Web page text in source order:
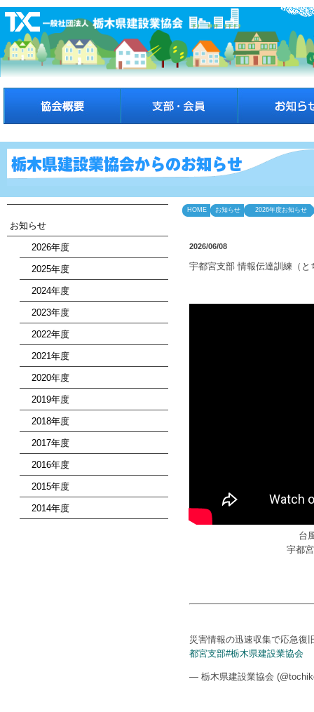
お知らせ
2026年度
2025年度
2024年度
2023年度
2022年度
2021年度
2020年度
2019年度
2018年度
2017年度
2016年度
2015年度
2014年度
HOME お知らせ 2026年度お知らせ
2026/06/08
宇都宮支部 情報伝達訓練（
台
宇都
災害情報の迅速収集で応急復
都宮支部#栃木県建設業協会
— 栃木県建設業協会